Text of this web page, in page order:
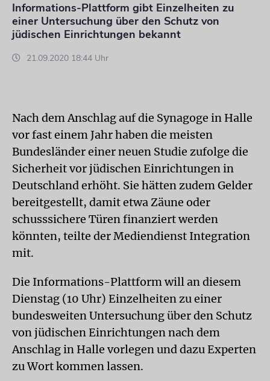
Informations-Plattform gibt Einzelheiten zu
einer Untersuchung über den Schutz von
jüdischen Einrichtungen bekannt
21.09.2020 18:44 Uhr
Nach dem Anschlag auf die Synagoge in Halle
vor fast einem Jahr haben die meisten
Bundesländer einer neuen Studie zufolge die
Sicherheit vor jüdischen Einrichtungen in
Deutschland erhöht. Sie hätten zudem Gelder
bereitgestellt, damit etwa Zäune oder
schusssichere Türen finanziert werden
könnten, teilte der Mediendienst Integration
mit.
Die Informations-Plattform will an diesem
Dienstag (10 Uhr) Einzelheiten zu einer
bundesweiten Untersuchung über den Schutz
von jüdischen Einrichtungen nach dem
Anschlag in Halle vorlegen und dazu Experten
zu Wort kommen lassen.